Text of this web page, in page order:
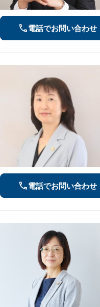
電話でお問い合わせ
電話でお問い合わせ